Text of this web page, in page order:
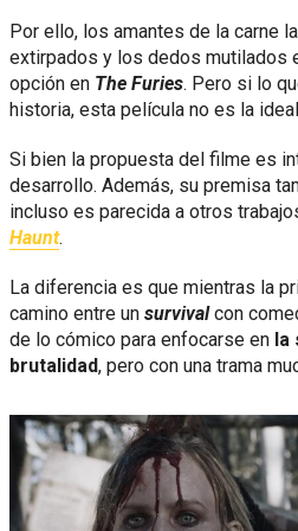
Por ello, los amantes de la carne
extirpados y los dedos mutilados
opción en The Furies. Pero si lo
historia, esta película no es la
Si bien la propuesta del filme es
desarrollo. Además, su premisa
incluso es parecida a otros
Haunt.
La diferencia es que mientras la
camino entre un survivalcon
de lo cómico para enfocarse en
brutalidad, pero con una trama